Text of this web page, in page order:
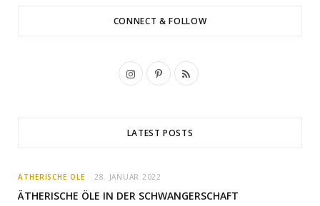
CONNECT & FOLLOW
I
g
P
r
R
LATEST POSTS
ÄTHERISCHE ÖLE 28. JANUAR 2022
ÄTHERISCHE ÖLE IN DER SCHWANGERSCHAFT